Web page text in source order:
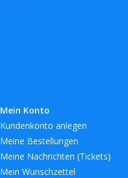
Mein Konto
Kundenkonto anlegen
Meine Bestellungen
Meine Nachrichten (Tickets)
Mein Wunschzettel